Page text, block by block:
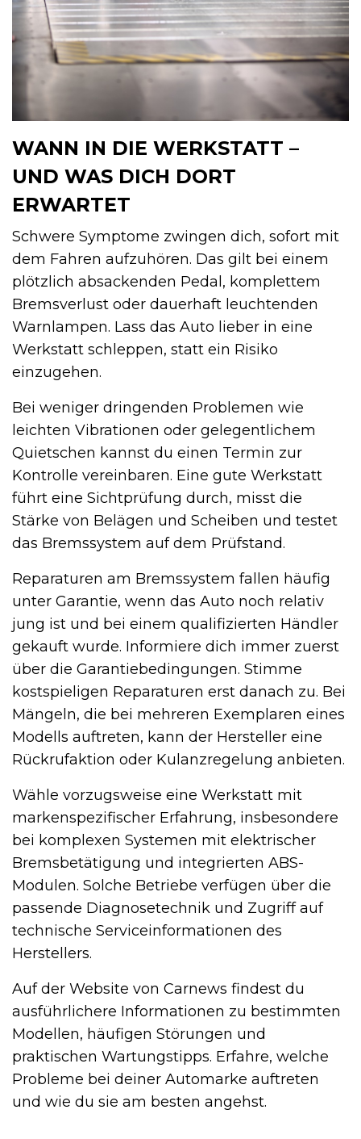
WANN IN DIE WERKSTATT –
UND WAS DICH DORT
ERWARTET
Schwere Symptome zwingen dich, sofort mit
dem Fahren aufzuhören. Das gilt bei einem
plötzlich absackenden Pedal, komplettem
Bremsverlust oder dauerhaft leuchtenden
Warnlampen. Lass das Auto lieber in eine
Werkstatt schleppen, statt ein Risiko
einzugehen.
Bei weniger dringenden Problemen wie
leichten Vibrationen oder gelegentlichem
Quietschen kannst du einen Termin zur
Kontrolle vereinbaren. Eine gute Werkstatt
führt eine Sichtprüfung durch, misst die
Stärke von Belägen und Scheiben und testet
das Bremssystem auf dem Prüfstand.
Reparaturen am Bremssystem fallen häufig
unter Garantie, wenn das Auto noch relativ
jung ist und bei einem qualifizierten Händler
gekauft wurde. Informiere dich immer zuerst
über die Garantiebedingungen. Stimme
kostspieligen Reparaturen erst danach zu. Bei
Mängeln, die bei mehreren Exemplaren eines
Modells auftreten, kann der Hersteller eine
Rückrufaktion oder Kulanzregelung anbieten.
Wähle vorzugsweise eine Werkstatt mit
markenspezifischer Erfahrung, insbesondere
bei komplexen Systemen mit elektrischer
Bremsbetätigung und integrierten ABS-
Modulen. Solche Betriebe verfügen über die
passende Diagnosetechnik und Zugriff auf
technische Serviceinformationen des
Herstellers.
Auf der Website von Carnews findest du
ausführlichere Informationen zu bestimmten
Modellen, häufigen Störungen und
praktischen Wartungstipps. Erfahre, welche
Probleme bei deiner Automarke auftreten
und wie du sie am besten angehst.